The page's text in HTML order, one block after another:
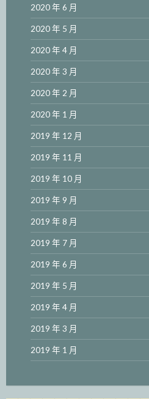
2020 年 6 月
2020 年 5 月
2020 年 4 月
2020 年 3 月
2020 年 2 月
2020 年 1 月
2019 年 12 月
2019 年 11 月
2019 年 10 月
2019 年 9 月
2019 年 8 月
2019 年 7 月
2019 年 6 月
2019 年 5 月
2019 年 4 月
2019 年 3 月
2019 年 1 月